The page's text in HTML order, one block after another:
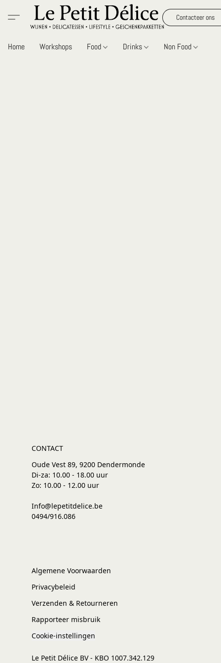
Contacteer ons
Home Workshops Food Drinks Non Food
CONTACT
Oude Vest 89, 9200 Dendermonde
Di-za: 10.00 - 18.00 uur
Zo: 10.00 - 12.00 uur
Info@lepetitdelice.be
0494/916.086
Algemene Voorwaarden
Privacybeleid
Verzenden & Retourneren
Rapporteer misbruik
Cookie-instellingen
Le Petit Délice BV - KBO 1007.342.129